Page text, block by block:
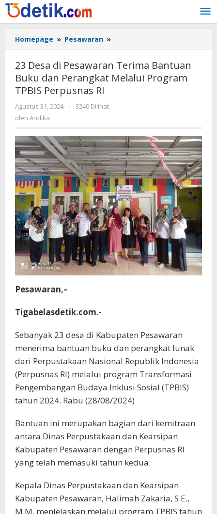
Lewati
ke
konten
Homepage » Pesawaran »
Desa
Pesawaran
Terima
Melalui
Program
TPBIS
Perpusnas
RI
23 Desa di Pesawaran Terima Bantuan
Buku dan Perangkat Melalui Program
TPBIS Perpusnas RI
Agustus 31, 2024
oleh
-
3240 Dilihat
oleh Andika
Pesawaran,–
Tigabelasdetik.com.-
Sebanyak 23 desa di Kabupaten Pesawaran
menerima bantuan buku dan perangkat lunak
dari Perpustakaan Nasional Republik Indonesia
(Perpusnas RI) melalui program Transformasi
Pengembangan Budaya Inklusi Sosial (TPBIS)
tahun 2024. Rabu (28/08/2024)
Bantuan ini merupakan bagian dari kemitraan
antara Dinas Perpustakaan dan Kearsipan
Kabupaten Pesawaran dengan Perpusnas RI
yang telah memasuki tahun kedua.
Kepala Dinas Perpustakaan dan Kearsipan
Kabupaten Pesawaran, Halimah Zakaria, S.E.,
M.M. menjelaskan melalui program TPBIS tahun